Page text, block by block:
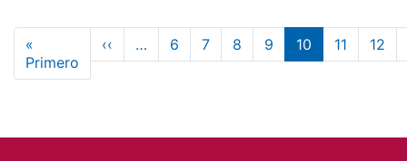
Paginación
«
Primero Primera página
‹‹ Página anterior
… 6 7 8 9 10 11 12